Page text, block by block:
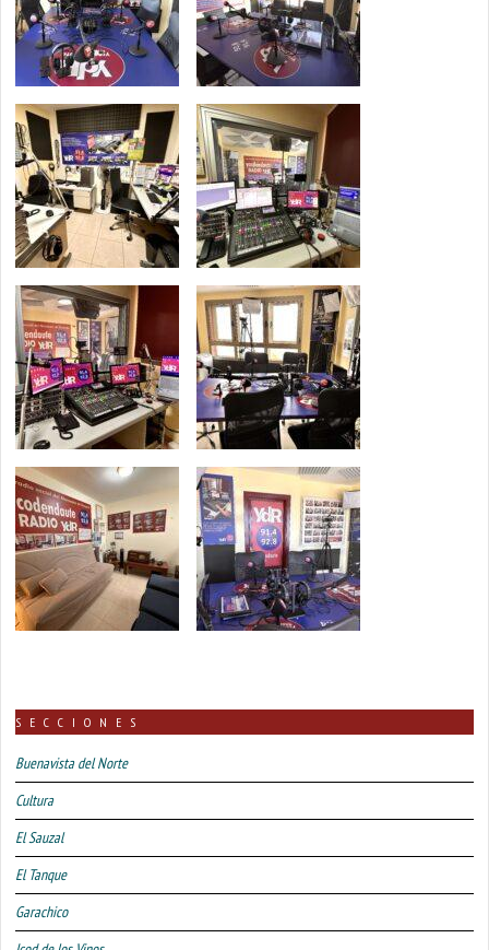
SECCIONES
Buenavista del Norte
Cultura
El Sauzal
El Tanque
Garachico